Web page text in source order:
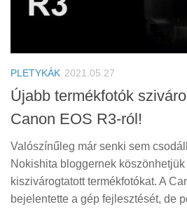
PLETYKÁK 2021.05.27
Újabb termékfotók
Canon EOS R3-ról!
Valószínűleg már senki sem
Nokishita bloggernek
kiszivárogtatott termékfotókat. A
bejelentette a gép fejlesztését, de